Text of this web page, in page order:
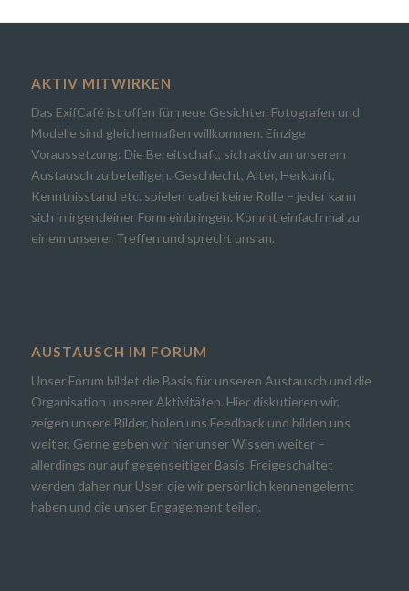
AKTIV MITWIRKEN
Das ExifCafé ist offen für neue Gesichter. Fotografen und
Modelle sind gleichermaßen willkommen. Einzige
Voraussetzung: Die Bereitschaft, sich aktiv an unserem
Austausch zu beteiligen. Geschlecht, Alter, Herkunft,
Kenntnisstand etc. spielen dabei keine Rolle – jeder kann
sich in irgendeiner Form einbringen. Kommt einfach mal zu
einem unserer Treffen und sprecht uns an.
AUSTAUSCH IM FORUM
Unser Forum bildet die Basis für unseren Austausch und die
Organisation unserer Aktivitäten. Hier diskutieren wir,
zeigen unsere Bilder, holen uns Feedback und bilden uns
weiter. Gerne geben wir hier unser Wissen weiter –
allerdings nur auf gegenseitiger Basis. Freigeschaltet
werden daher nur User, die wir persönlich kennengelernt
haben und die unser Engagement teilen.